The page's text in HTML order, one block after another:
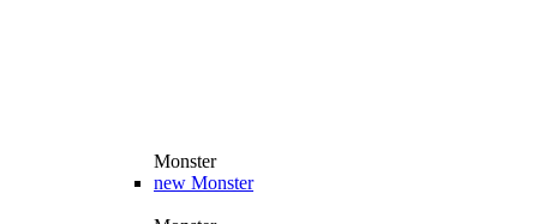
Monster
new Monster